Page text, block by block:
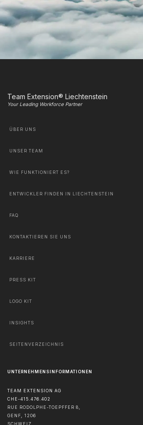
Team Extension® Liechtenstein
Your Leading Workforce Partner
ÜBER UNS
UNSER TEAM
WIE FUNKTIONIERT ES?
ENTWICKLER FINDEN IN LIECHTENSTEIN
FAQ
KONTAKTIEREN SIE UNS
KARRIERE
PRESS KIT
LOGO KIT
INSIGHTS
SEITENVERZEICHNIS
UNTERNEHMENSINFORMATIONEN
TEAM EXTENSION AG
CHE-415.476.402
RUE RODOLPHE-TOEPFFER 8,
GENF, 1206